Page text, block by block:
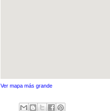
Ver mapa más grande